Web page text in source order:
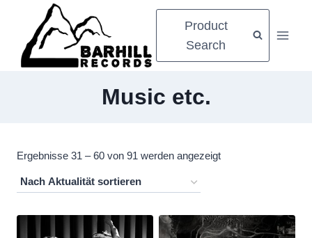
springen
Product
Search
Music etc.
Ergebnisse 31 – 60 von 91 werden angezeigtNach